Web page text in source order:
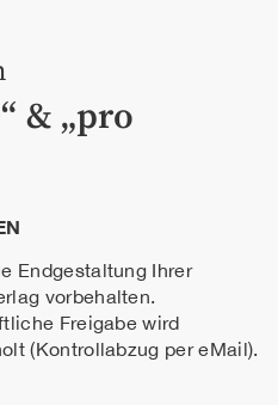
& „pro
Endgestaltung Ihrer
vorbehalten.
Freigabe wird
(Kontrollabzug per eMail).